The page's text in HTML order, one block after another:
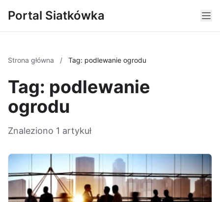
Portal Siatkówka
Strona główna / Tag: podlewanie ogrodu
Tag: podlewanie
ogrodu
Znaleziono 1 artykuł